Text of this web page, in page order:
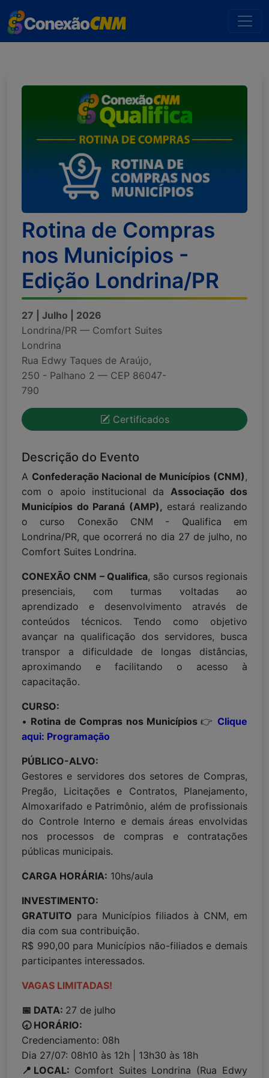
Rotina de Compras
nos Municípios -
Edição Londrina/PR
27 | Julho | 2026
Londrina/PR — Comfort Suites
Londrina
Rua Edwy Taques de Araújo,
250 - Palhano 2 — CEP 86047-
790
Certificados
Descrição do Evento
A Confederação Nacional de Municípios (CNM) ,
com o apoio institucional da Associação dos
Municípios do Paraná (AMP), estará realizando
o curso Conexão CNM - Qualifica em
Londrina/PR, que ocorrerá no dia 27 de julho, no
Comfort Suites Londrina.
CONEXÃO CNM – Qualifica, são cursos regionais
presenciais, com turmas voltadas ao
aprendizado e desenvolvimento através de
conteúdos técnicos. Tendo como objetivo
avançar na qualificação dos servidores, busca
transpor a dificuldade de longas distâncias,
aproximando e facilitando o acesso à
capacitação.
CURSO:
• Rotina de Compras nos Municípios👉 Clique
aqui: Programação
PÚBLICO-ALVO:
Gestores e servidores dos setores de Compras,
Pregão, Licitações e Contratos, Planejamento,
Almoxarifado e Patrimônio, além de profissionais
do Controle Interno e demais áreas envolvidas
nos processos de compras e contratações
públicas municipais.
CARGA HORÁRIA: 10hs/aula
INVESTIMENTO:
GRATUITO para Municípios filiados à CNM, em
dia com sua contribuição.
R$ 990,00 para Municípios não-filiados e demais
participantes interessados.
VAGAS LIMITADAS!
📅 DATA: 27 de julho
🕣 HORÁRIO:
Credenciamento: 08h
Dia 27/07: 08h10 às 12h | 13h30 às 18h
📍LOCAL: Comfort Suites Londrina (Rua Edwy